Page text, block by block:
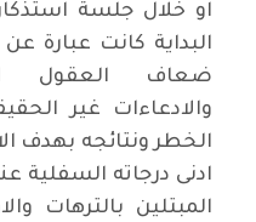
او خلال جلسة
البداية كانت عبارة
ضعاف العقول
والادعاءات غير
الخطر ونتائجه بهدف
ادنى درجاته السفلية
المبتلين بالترهات